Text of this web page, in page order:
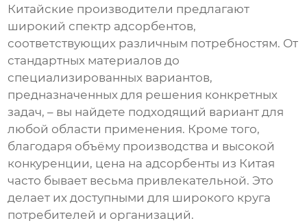
Китайские производители предлагают
широкий спектр адсорбентов,
соответствующих различным потребностям. От
стандартных материалов до
специализированных вариантов,
предназначенных для решения конкретных
задач, – вы найдете подходящий вариант для
любой области применения. Кроме того,
благодаря объёму производства и высокой
конкуренции, цена на адсорбенты из Китая
часто бывает весьма привлекательной. Это
делает их доступными для широкого круга
потребителей и организаций.